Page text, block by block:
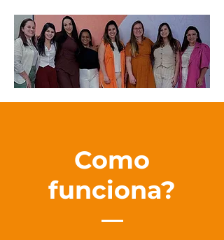
Como
funciona?